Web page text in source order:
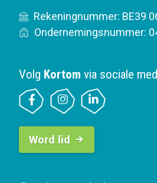
Rekeningnummer: BE39
Ondernemingsnummer:
Volg Kortom via sociale
B
t
Word lid